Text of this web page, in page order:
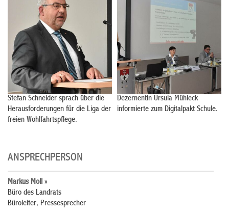
Stefan Schneider sprach über die
Herausforderungen für die Liga der
freien Wohlfahrtspflege.
Dezernentin Ursula Mühleck
informierte zum Digitalpakt Schule.
ANSPRECHPERSON
Markus Moll »
Büro des Landrats
Büroleiter, Pressesprecher